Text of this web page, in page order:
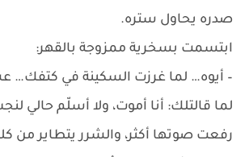
صدره يحاول ستره.
ابتسمت بسخرية ممزوجة بالقهر:
– أيوه… لما غرزت السكينة في كتفك…
لما قالتلك: أنا أموت، ولا أسلّم حالي
رفعت صوتها أكثر، والشرر يتطاير من